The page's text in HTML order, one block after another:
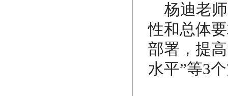
杨迪老
性和总体
部署，提
水平”等3